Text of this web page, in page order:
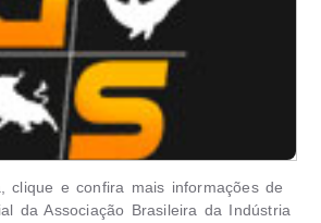
clique e confira mais informações de
da Associação Brasileira da Indústria